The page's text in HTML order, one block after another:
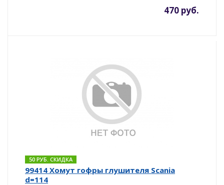
470 руб.
50 РУБ. СКИДКА
99414 Хомут гофры глушителя Scania
d=114